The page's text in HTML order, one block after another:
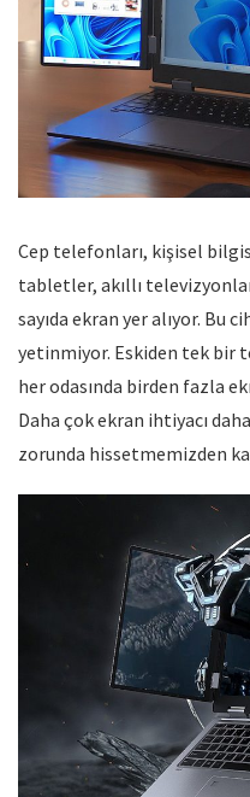
Cep telefonları, kişisel
tabletler, akıllı
sayıda ekran yer alıyor. Bu
yetinmiyor. Eskiden tek bir
her odasında birden fazla
Daha çok ekran ihtiyacı
zorunda hissetmemizden